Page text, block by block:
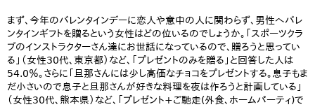
まず、今年のバレンタインデーに恋人や意中の人に関わらず、男性へバレ
ンタインギフトを贈るという女性はどの位いるのでしょうか。「スポーツクラ
ブのインストラクターさん達にお世話になっているので、贈ろうと思ってい
る」（女性30代、東京都）など、「プレゼントのみを贈る」と回答した人は
54.0％。さらに「旦那さんには少し高価なチョコをプレゼントする。息子もま
だ小さいので息子と旦那さんが好きな料理を夜は作ろうと計画している」
（女性30代、熊本県）など、「プレゼント+ご馳走(外食、ホームパーティ)で